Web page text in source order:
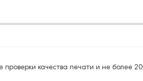
качества печати и не более 20